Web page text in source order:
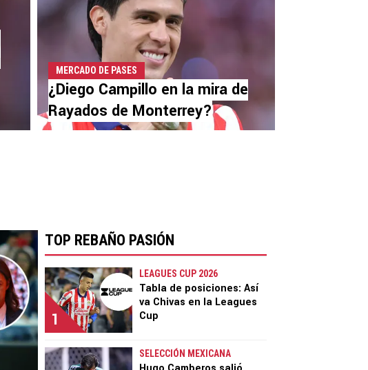
MERCADO DE PASES
¿Diego Campillo en la mira de
Rayados de Monterrey?
TOP REBAÑO PASIÓN
1
LEAGUES CUP 2026
Tabla de posiciones: Así
va Chivas en la Leagues
Cup
SELECCIÓN MEXICANA